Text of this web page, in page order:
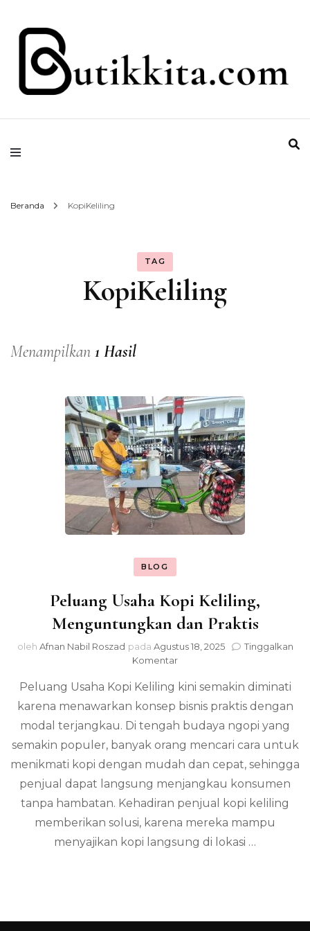
butikkita.com
Beranda KopiKeliling
TAG
KopiKeliling
Menampilkan 1 Hasil
BLOG
Peluang Usaha Kopi Keliling,
Menguntungkan dan Praktis
oleh Afnan Nabil Roszad pada Agustus 18, 2025
Tinggalkan
Komentarpada
Usaha
Kopi
Keliling,
Menguntungkan
dan
Praktis
Peluang Usaha Kopi Keliling kini semakin diminati
karena menawarkan konsep bisnis praktis dengan
modal terjangkau. Di tengah budaya ngopi yang
semakin populer, banyak orang mencari cara untuk
menikmati kopi dengan mudah dan cepat, sehingga
penjual dapat langsung menjangkau konsumen
tanpa hambatan. Kehadiran penjual kopi keliling
memberikan solusi, karena mereka mampu
menyajikan kopi langsung di lokasi …